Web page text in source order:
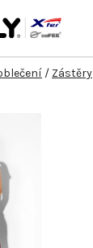
/ Zástěry